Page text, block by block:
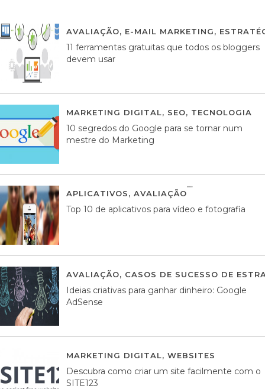
AVALIAÇÃO, E-MAIL MARKETING,
11 ferramentas gratuitas que todos os bloggers
devem usar
MARKETING DIGITAL, SEO, TECNOLOGIA
10 segredos do Google para se tornar num
mestre do Marketing
APLICATIVOS, AVALIAÇÃO
Top 10 de aplicativos para vídeo e fotografia
AVALIAÇÃO, CASOS DE SUCESSO DE
Ideias criativas para ganhar dinheiro: Google
AdSense
MARKETING DIGITAL, WEBSITES
Descubra como criar um site facilmente com o
SITE123